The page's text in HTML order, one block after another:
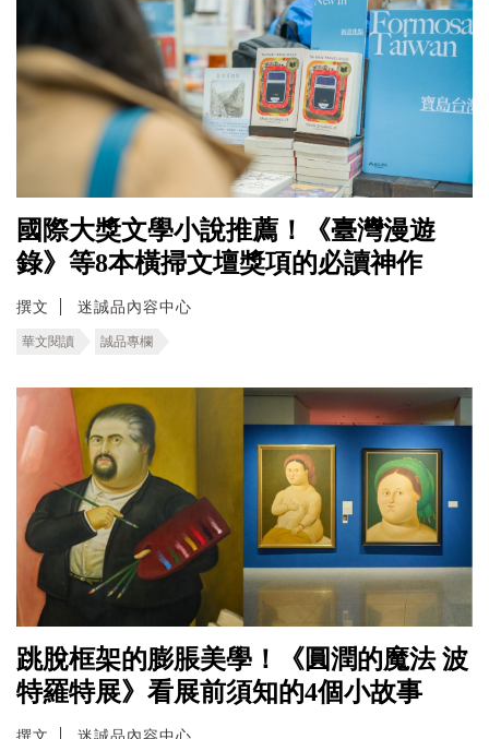
國際大獎文學小說推薦！《臺灣漫遊
錄》等8本橫掃文壇獎項的必讀神作
撰文 迷誠品內容中心
華文閱讀 誠品專欄
跳脫框架的膨脹美學！《圓潤的魔法 波
特羅特展》看展前須知的4個小故事
撰文 迷誠品內容中心